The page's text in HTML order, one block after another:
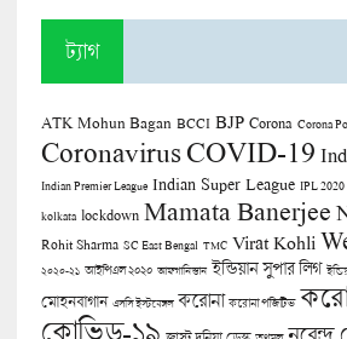
ট্যাগ
ATK Mohun Bagan BCCI BJP Corona Corona
CoronavirusCOVID-19
Indian Premier League Indian Super League IPL 2020
kolkata lockdown Mamata Banerjee
Rohit Sharma SC East Bengal TMC Virat Kohli
২০২০-২১ আইপিএল ২০২০ আফগানিস্তান ইন্ডিয়ান সুপার লিগ
মোহনবাগান এসসি ইস্টবেঙ্গল করোনা করোনা পজিটিভ
কোভিড-১৯